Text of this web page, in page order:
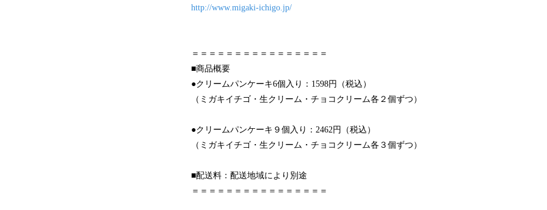
http://www.migaki-ichigo.jp/
＝＝＝＝＝＝＝＝＝＝＝＝＝＝＝＝
■商品概要
●クリームパンケーキ6個入り：1598円（税込）
（ミガキイチゴ・生クリーム・チョコクリーム各２個ずつ）
●クリームパンケーキ９個入り：2462円（税込）
（ミガキイチゴ・生クリーム・チョコクリーム各３個ずつ）
■配送料：配送地域により別途
＝＝＝＝＝＝＝＝＝＝＝＝＝＝＝＝